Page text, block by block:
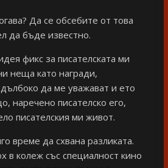
Да се обсебите от това
да бъде известно.
фикс за писателската ми
неща като награди,
да ме уважават и ето
наречено писателско его,
писателския ми живот.
време да схвана разликата.
в колеж със специалност кино